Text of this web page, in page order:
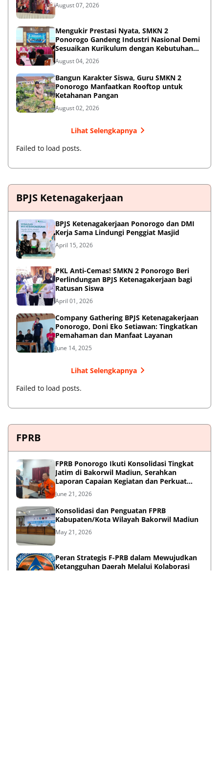
August 07, 2026
Mengukir Prestasi Nyata, SMKN 2
Ponorogo Gandeng Industri Nasional Demi
Sesuaikan Kurikulum dengan Kebutuhan
Dunia Kerja
August 04, 2026
Bangun Karakter Siswa, Guru SMKN 2
Ponorogo Manfaatkan Rooftop untuk
Ketahanan Pangan
August 02, 2026
Lihat Selengkapnya
Failed to load posts.
BPJS Ketenagakerjaan
BPJS Ketenagakerjaan Ponorogo dan DMI
Kerja Sama Lindungi Penggiat Masjid
April 15, 2026
PKL Anti-Cemas! SMKN 2 Ponorogo Beri
Perlindungan BPJS Ketenagakerjaan bagi
Ratusan Siswa
April 01, 2026
Company Gathering BPJS Ketenagakerjaan
Ponorogo, Doni Eko Setiawan: Tingkatkan
Pemahaman dan Manfaat Layanan
June 14, 2025
Lihat Selengkapnya
Failed to load posts.
FPRB
FPRB Ponorogo Ikuti Konsolidasi Tingkat
Jatim di Bakorwil Madiun, Serahkan
Laporan Capaian Kegiatan dan Perkuat
Sinergi Pentahelix
June 21, 2026
Konsolidasi dan Penguatan FPRB
Kabupaten/Kota Wilayah Bakorwil Madiun
May 21, 2026
Peran Strategis F-PRB dalam Mewujudkan
Ketangguhan Daerah Melalui Kolaborasi